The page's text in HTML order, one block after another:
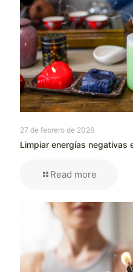
27 de febrero de 2026
Limpiar energías negativas
Read more